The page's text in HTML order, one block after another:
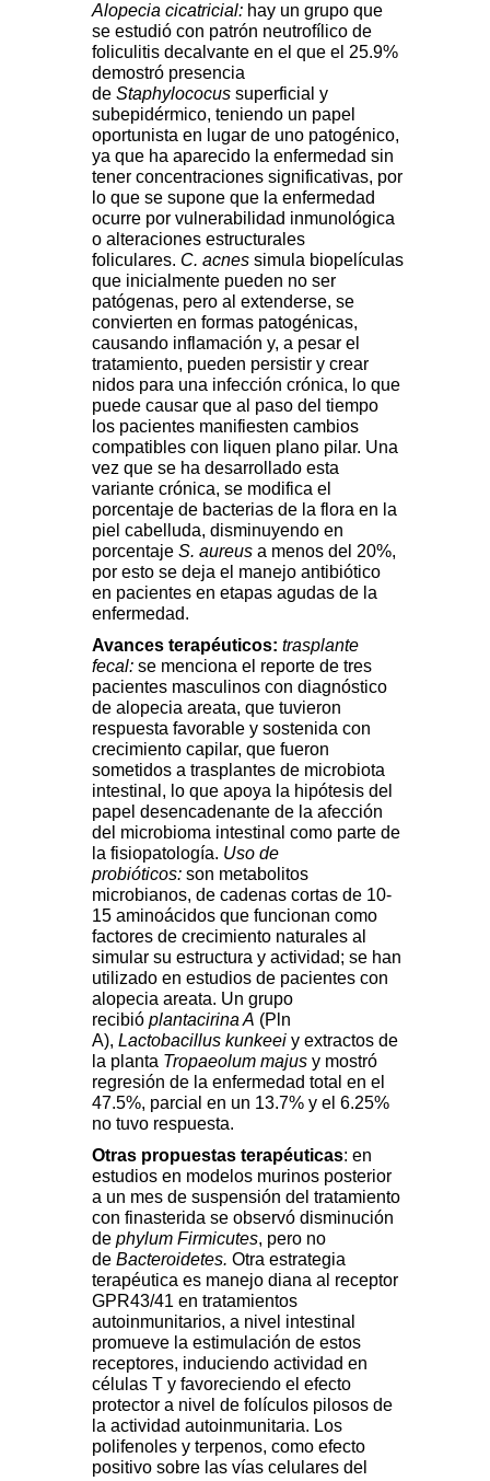
Alopecia cicatricial: hay un grupo que
se estudió con patrón neutrofílico de
foliculitis decalvante en el que el 25.9%
demostró presencia
de Staphylococus superficial y
subepidérmico, teniendo un papel
oportunista en lugar de uno patogénico,
ya que ha aparecido la enfermedad sin
tener concentraciones significativas, por
lo que se supone que la enfermedad
ocurre por vulnerabilidad inmunológica
o alteraciones estructurales
foliculares. C. acnes simula biopelículas
que inicialmente pueden no ser
patógenas, pero al extenderse, se
convierten en formas patogénicas,
causando inflamación y, a pesar el
tratamiento, pueden persistir y crear
nidos para una infección crónica, lo que
puede causar que al paso del tiempo
los pacientes manifiesten cambios
compatibles con liquen plano pilar. Una
vez que se ha desarrollado esta
variante crónica, se modifica el
porcentaje de bacterias de la flora en la
piel cabelluda, disminuyendo en
porcentaje S. aureus a menos del 20%,
por esto se deja el manejo antibiótico
en pacientes en etapas agudas de la
enfermedad.
Avances terapéuticos: trasplante
fecal: se menciona el reporte de tres
pacientes masculinos con diagnóstico
de alopecia areata, que tuvieron
respuesta favorable y sostenida con
crecimiento capilar, que fueron
sometidos a trasplantes de microbiota
intestinal, lo que apoya la hipótesis del
papel desencadenante de la afección
del microbioma intestinal como parte de
la fisiopatología. Uso de
probióticos: son metabolitos
microbianos, de cadenas cortas de 10-
15 aminoácidos que funcionan como
factores de crecimiento naturales al
simular su estructura y actividad; se han
utilizado en estudios de pacientes con
alopecia areata. Un grupo
recibió plantacirina A (Pln
A), Lactobacillus kunkeei y extractos de
la planta Tropaeolum majus y mostró
regresión de la enfermedad total en el
47.5%, parcial en un 13.7% y el 6.25%
no tuvo respuesta.
Otras propuestas terapéuticas: en
estudios en modelos murinos posterior
a un mes de suspensión del tratamiento
con finasterida se observó disminución
de phylum Firmicutes, pero no
de Bacteroidetes. Otra estrategia
terapéutica es manejo diana al receptor
GPR43/41 en tratamientos
autoinmunitarios, a nivel intestinal
promueve la estimulación de estos
receptores, induciendo actividad en
células T y favoreciendo el efecto
protector a nivel de folículos pilosos de
la actividad autoinmunitaria. Los
polifenoles y terpenos, como efecto
positivo sobre las vías celulares del